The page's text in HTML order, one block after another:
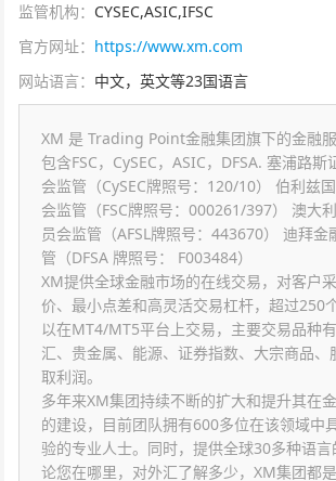
监管机构： CYSEC,ASIC,IFSC
官方网址： https://www.xm.com
网站语言： 中文，英文等23国语言
XM 是 Trading Point金融集团旗下的金融
包含FSC，CySEC，ASIC，DFSA. 塞浦路斯
会监管（CySEC牌照号：120/10） 伯利兹
会监管（FSC牌照号：000261/397） 澳大
员会监管（AFSL牌照号：443670） 迪拜金
管（DFSA 牌照号： F003484）
XM提供全球金融市场的在线交易，对客户
价、最小点差和高灵活交易杠杆，超过250
以在MT4/MT5平台上交易，主要交易品种
汇、贵金属、能源、证券指数、大宗商品、
取利润。
多年来XM集团持续不断的扩大和提升其在
的建设，目前团队拥有600多位在该领域中
验的专业人士。同时，提供全球30多种语
论您在哪里，对外汇了解多少，XM集团都是